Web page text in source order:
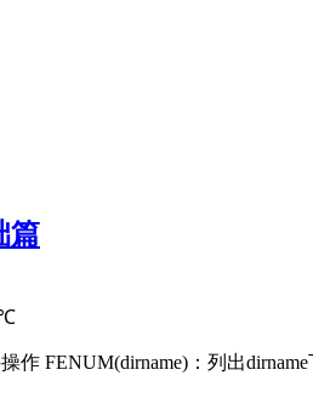
篇
FENUM(dirname)：列出